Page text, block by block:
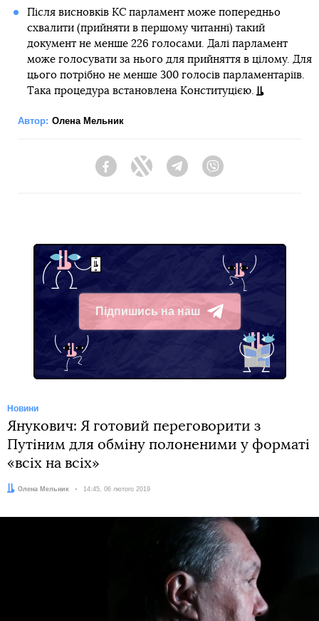
Після висновків КС парламент може попередньо
схвалити (прийняти в першому читанні) такий
документ не менше 226 голосами. Далі парламент
може голосувати за нього для прийняття в цілому. Для
цього потрібно не менше 300 голосів парламентаріїв.
Така процедура встановлена Конституцією.
Автор: Олена Мельник
FacebookTwitter Telegram
Підпишись на наш
Telegram
Новини
Янукович: Я готовий переговорити з
Путіним для обміну полоненими у форматі
«всіх на всіх»
Автор:
Олена Мельник Дата:
14:45, 06 лютого 2019